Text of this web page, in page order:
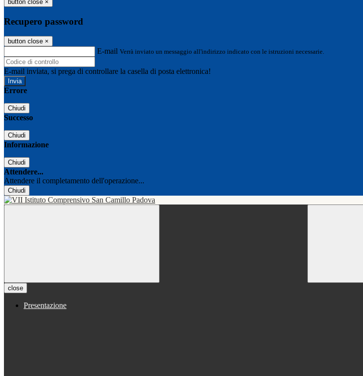
button close ×
Recupero password
button close ×
E-mail Verrà inviato un messaggio all'indirizzo indicato con le istruzioni necessarie.
E-mail inviata, si prega di controllare la casella di posta elettronica!
Errore
Chiudi
Successo
Chiudi
Informazione
Chiudi
Attendere...
Attendere il completamento dell'operazione...
Chiudi
close
Presentazione